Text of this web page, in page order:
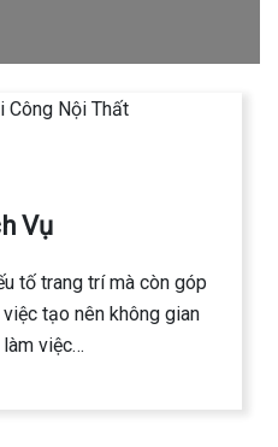
Vụ
tố trang trí mà còn góp
tạo nên không gian
việc…